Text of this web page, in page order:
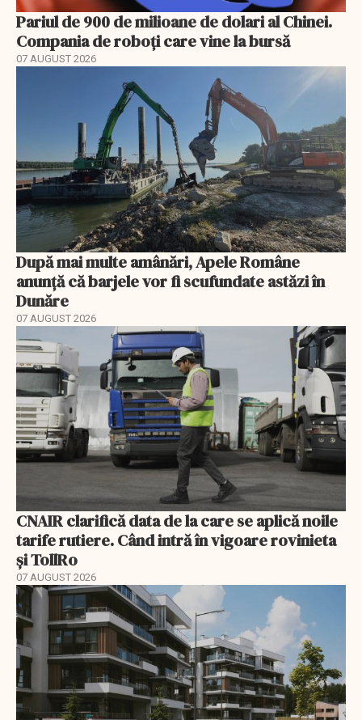
Pariul de 900 de milioane de dolari al Chinei.
Compania de roboți care vine la bursă
07 AUGUST 2026
După mai multe amânări, Apele Române
anunță că barjele vor fi scufundate astăzi în
Dunăre
07 AUGUST 2026
CNAIR clarifică data de la care se aplică noile
tarife rutiere. Când intră în vigoare rovinieta
și TollRo
07 AUGUST 2026